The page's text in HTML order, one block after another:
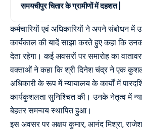
समयचीपुर चितार के ग्रामीणों में दहशत |
कर्मचारियों एवं अधिकारियों ने अपने संबोधन में
कार्यकाल की यादें साझा करते हुए कहा कि
देता रहेगा। कई अवसरों पर समारोह का
वक्ताओं ने कहा कि श्री दिनेश चंद्र ने एक
अधिकारी के रूप में न्यायालय के कार्यों में
कार्यकुशलता सुनिश्चित की। उनके नेतृत्व में
बेहतर समन्वय स्थापित हुआ।
इस अवसर पर अक्षय कुमार, आनंद मिश्रा, राजेश